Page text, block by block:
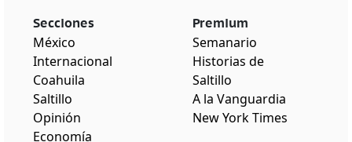
Secciones
México
Internacional
Coahuila
Saltillo
Opinión
Economía
Premium
Semanario
Historias de
Saltillo
A la Vanguardia
New York Times